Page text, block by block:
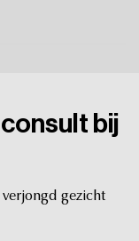
consult bij
verjongd gezicht